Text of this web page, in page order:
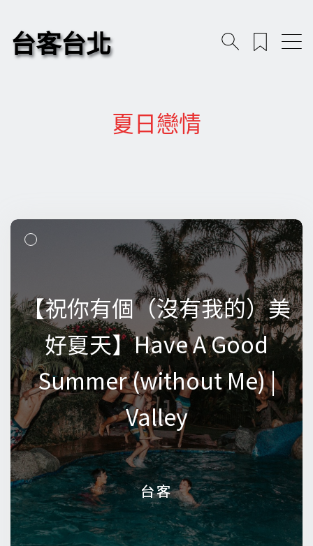
台客台北
夏日戀情
【祝你有個（沒有我的）美
好夏天】Have A Good
Summer (without Me) |
Valley
台客
【祝你有個（沒有我的）美
好夏天】Have A Good
Summer (without Me) |
Valley
台客